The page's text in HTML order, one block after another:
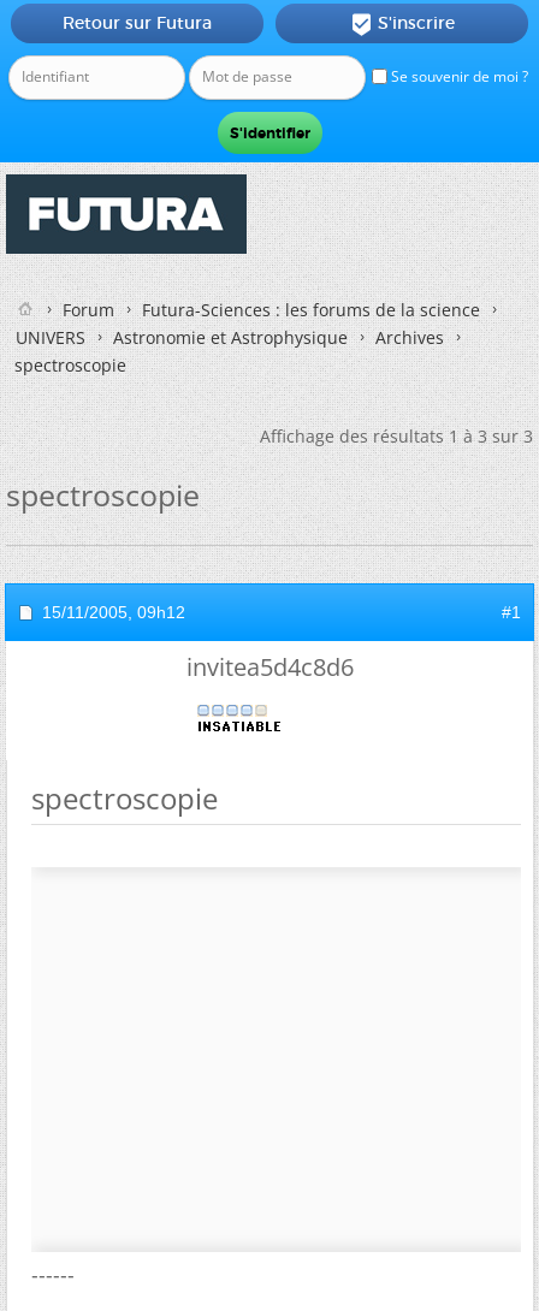
Se souvenir de moi ?
Retour sur Futura  S'inscrire
Forum
Futura-Sciences : les forums de la science
UNIVERS
Astronomie et Astrophysique
Archives
spectroscopie
Affichage des résultats 1 à 3 sur 3
spectroscopie
15/11/2005, 09h12 #1
invitea5d4c8d6
spectroscopie
------